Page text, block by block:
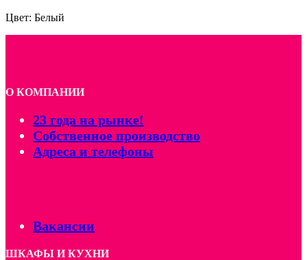
Цвет: Белый
О КОМПАНИИ
23 года на рынке!
Собственное производство
Адреса и телефоны
Вакансии
ШКАФЫ И КУХНИ